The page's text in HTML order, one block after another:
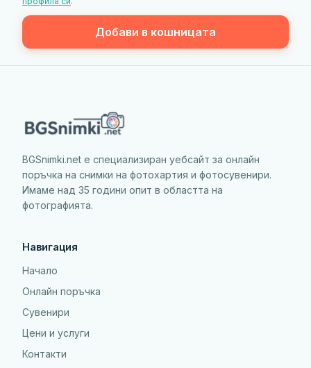
Добави в кошницата
BGSnimki.net е специализиран уебсайт за онлайн
поръчка на снимки на фотохартия и фотосувенири.
Имаме над 35 години опит в областта на
фотографията.
Навигация
Начало
Онлайн поръчка
Сувенири
Цени и услуги
Контакти